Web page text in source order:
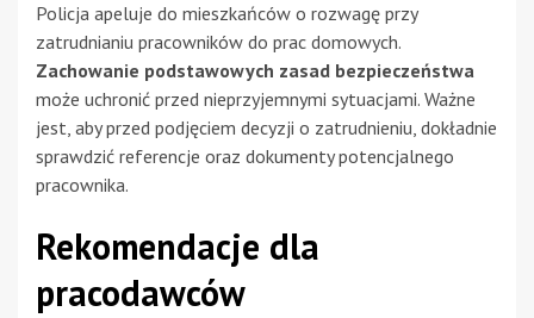
Policja apeluje do mieszkańców o rozwagę przy
zatrudnianiu pracowników do prac domowych.
Zachowanie podstawowych zasad bezpieczeństwa
może uchronić przed nieprzyjemnymi sytuacjami. Ważne
jest, aby przed podjęciem decyzji o zatrudnieniu, dokładnie
sprawdzić referencje oraz dokumenty potencjalnego
pracownika.
Rekomendacje dla
pracodawców